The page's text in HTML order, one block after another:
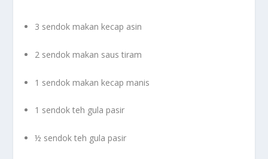
3 sendok makan kecap asin
2 sendok makan saus tiram
1 sendok makan kecap manis
1 sendok teh gula pasir
½ sendok teh gula pasir